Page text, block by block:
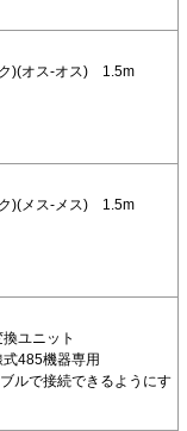
)(オス-オス) 1.5m
)(メス-メス) 1.5m
ユニット
485機器専用
ルで接続できるようにす